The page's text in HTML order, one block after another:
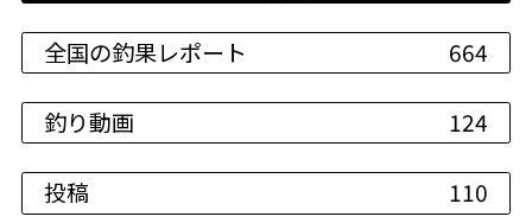
全国の釣果レポート 664
釣り動画 124
投稿 110